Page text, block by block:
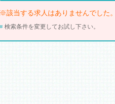
※該当する求人はありませんでした
検索条件を変更してお試し下さい。